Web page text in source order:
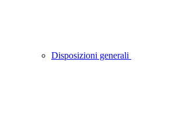
Disposizioni generali